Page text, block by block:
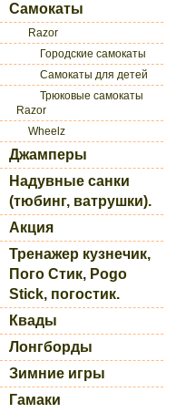
Самокаты
Razor
Городские самокаты
Самокаты для детей
Трюковые самокаты
Razor
Wheelz
Джамперы
Надувные санки
(тюбинг, ватрушки).
Акция
Тренажер кузнечик,
Пого Стик, Pogo
Stick, погостик.
Квады
Лонгборды
Зимние игры
Гамаки